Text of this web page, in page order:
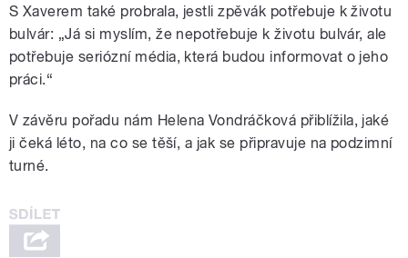
S Xaverem také probrala, jestli zpěvák potřebuje k životu
bulvár: „Já si myslím, že nepotřebuje k životu bulvár, ale
potřebuje seriózní média, která budou informovat o jeho
práci.“
V závěru pořadu nám Helena Vondráčková přiblížila, jaké
ji čeká léto, na co se těší, a jak se připravuje na podzimní
turné.